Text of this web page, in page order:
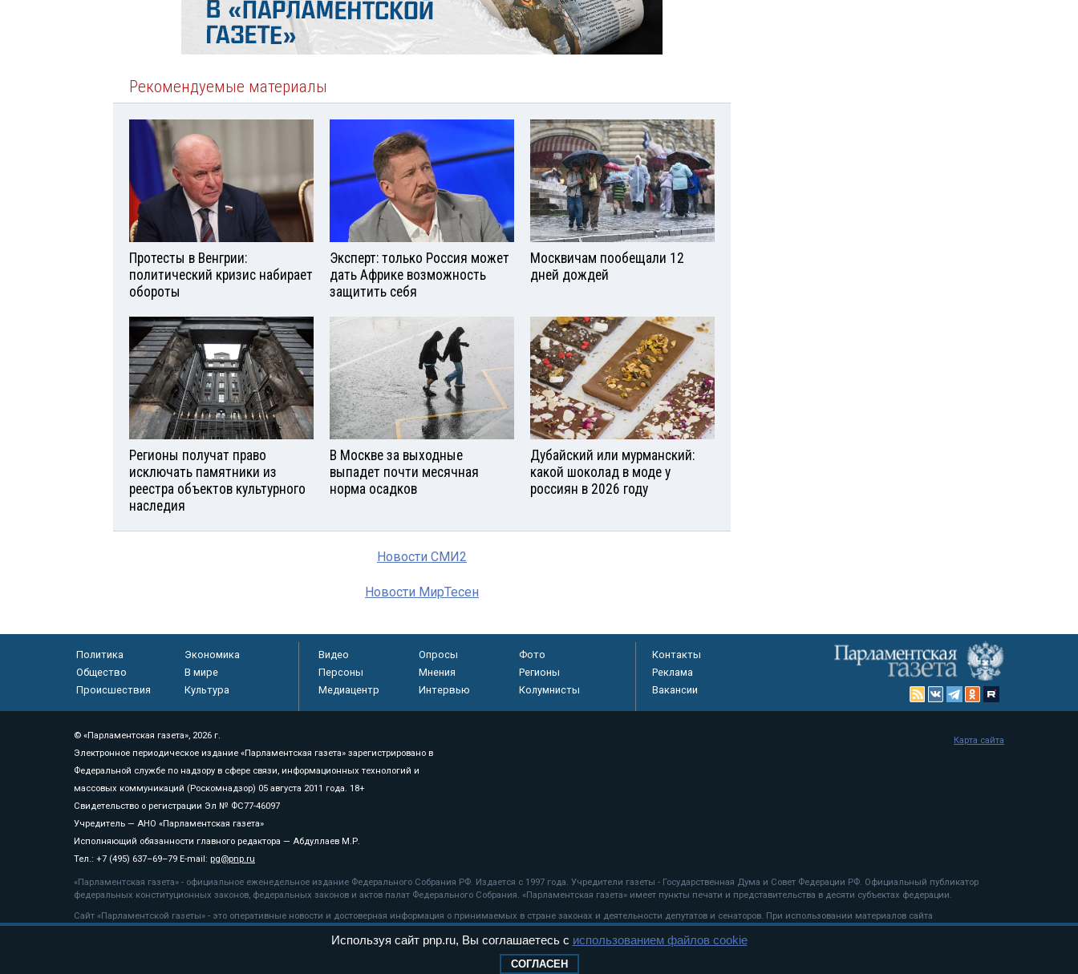
Рекомендуемые материалы
Протесты в Венгрии:
политический кризис набирает
обороты
Эксперт: только Россия может
дать Африке возможность
защитить себя
Москвичам пообещали 12
дней дождей
Регионы получат право
исключать памятники из
реестра объектов культурного
наследия
В Москве за выходные
выпадет почти месячная
норма осадков
Дубайский или мурманский:
какой шоколад в моде у
россиян в 2026 году
Новости СМИ2
Новости МирТесен
Политика
Экономика
Общество
В мире
Происшествия
Культура
Видео Опросы
Фото
Персоны
Мнения
Регионы
Медиацентр
Интервью Колумнисты
Контакты
Реклама
Вакансии
© «Парламентская газета», 2026 г.
Электронное периодическое издание «Парламентская газета» зарегистрировано в
Федеральной службе по надзору в сфере связи, информационных технологий и
массовых коммуникаций (Роскомнадзор) 05 августа 2011 года. 18+
Свидетельство о регистрации Эл № ФС77-46097
Учредитель — АНО «Парламентская газета»
Исполняющий обязанности главного редактора — Абдуллаев М.Р.
Тел.: +7 (495) 637–69–79 E-mail: pg@pnp.ru
«Парламентская газета» - официальное еженедельное издание Федерального Собрания РФ. Издается с 1997 года. Учредители газеты - Государственная Дума и Совет Федерации РФ. Официальный публикатор
федеральных конституционных законов, федеральных законов и актов палат Федерального Собрания. «Парламентская газета» имеет пункты печати и представительства в десяти субъектах федерации.
Сайт «Парламентской газеты» - это оперативные новости и достоверная информация о принимаемых в стране законах и деятельности депутатов и сенаторов. При использовании материалов сайта
«Парламентской газеты» активная ссылка на pnp.ru обязательна.
рекомендательные технологии
Карта сайта
Используя сайт pnp.ru, Вы соглашаетесь с использованием файлов cookie
СОГЛАСЕН